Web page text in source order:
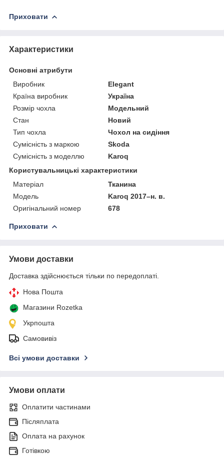
Приховати
Характеристики
Основні атрибути
Виробник
Elegant
Країна виробник
Україна
Розмір чохла
Модельний
Стан
Новий
Тип чохла
Чохол на сидіння
Сумісність з маркою
Skoda
Сумісність з моделлю
Karoq
Користувальницькі характеристики
Матеріал
Тканина
Модель
Karoq 2017–н. в.
Оригінальний номер
678
Приховати
Умови доставки
Доставка здійснюється тільки по передоплаті.
Нова Пошта
Магазини Rozetka
Укрпошта
Самовивіз
Всі умови доставки
Умови оплати
Оплатити частинами
Післяплата
Оплата на рахунок
Готівкою